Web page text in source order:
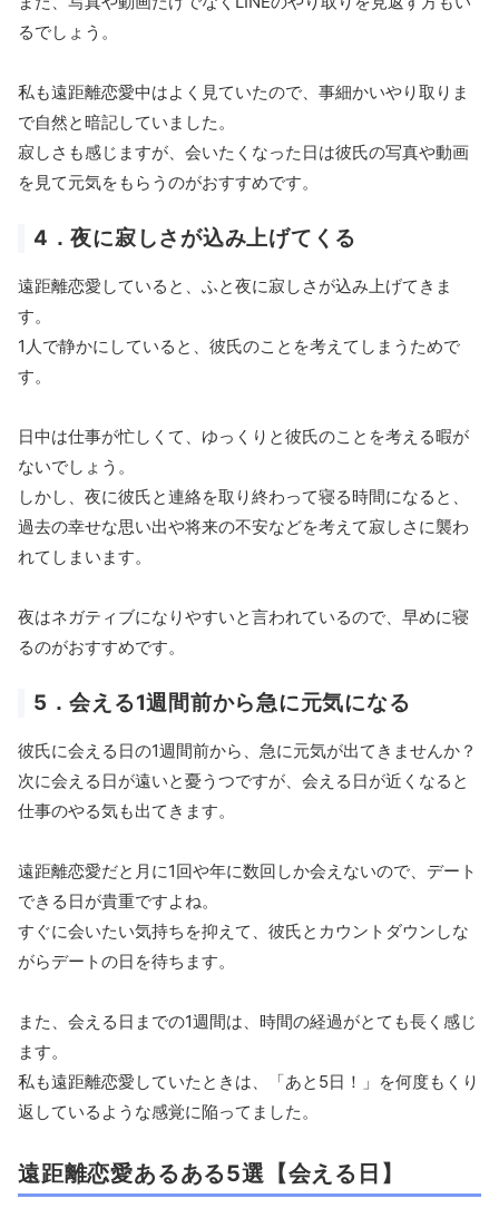
るでしょう。
私も遠距離恋愛中はよく見ていたので、事細かいやり取りま
で自然と暗記していました。
寂しさも感じますが、会いたくなった日は彼氏の写真や動画
を見て元気をもらうのがおすすめです。
4．夜に寂しさが込み上げてくる
遠距離恋愛していると、ふと夜に寂しさが込み上げてきま
す。
1人で静かにしていると、彼氏のことを考えてしまうためで
す。
日中は仕事が忙しくて、ゆっくりと彼氏のことを考える暇が
ないでしょう。
しかし、夜に彼氏と連絡を取り終わって寝る時間になると、
過去の幸せな思い出や将来の不安などを考えて寂しさに襲わ
れてしまいます。
夜はネガティブになりやすいと言われているので、早めに寝
るのがおすすめです。
5．会える1週間前から急に元気になる
彼氏に会える日の1週間前から、急に元気が出てきませんか？
次に会える日が遠いと憂うつですが、会える日が近くなると
仕事のやる気も出てきます。
遠距離恋愛だと月に1回や年に数回しか会えないので、デート
できる日が貴重ですよね。
すぐに会いたい気持ちを抑えて、彼氏とカウントダウンしな
がらデートの日を待ちます。
また、会える日までの1週間は、時間の経過がとても長く感じ
ます。
私も遠距離恋愛していたときは、「あと5日！」を何度もくり
返しているような感覚に陥ってました。
遠距離恋愛あるある5選【会える日】